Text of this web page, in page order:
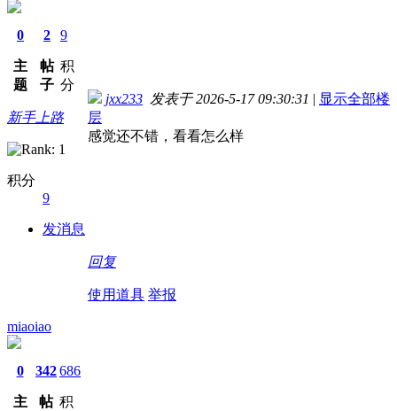
0
主
题
2
帖
子
9
积
分
新手上路
积分
9
发消息
jxx233 发表于 2026-5-17 09:30:31 | 显示全部楼
层
感觉还不错，看看怎么样
回复
使用道具 举报
miaoiao
0
主
342
帖
686
积